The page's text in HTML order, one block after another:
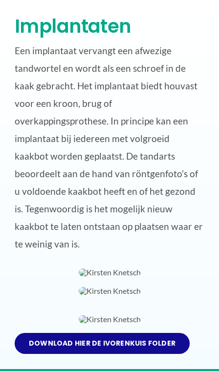
Implantaten
Een implantaat vervangt een afwezige
tandwortel en wordt als een schroef in de
kaak gebracht. Het implantaat biedt houvast
voor een kroon, brug of
overkappingsprothese. In principe kan een
implantaat bij iedereen met volgroeid
kaakbot worden geplaatst. De tandarts
beoordeelt aan de hand van röntgenfoto’s of
u voldoende kaakbot heeft en of het gezond
is. Tegenwoordig is het mogelijk nieuw
kaakbot te laten ontstaan op plaatsen waar er
te weinig van is.
DOWNLOAD HIER DE IVORENKUIS FOLDER